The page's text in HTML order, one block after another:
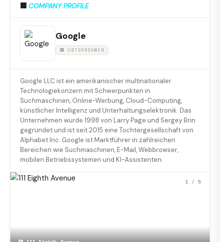
COMPANY PROFILE
Google
🏢 UNTERNEHMEN
Google LLC ist ein amerikanischer multinationaler
Technologiekonzern mit Schwerpunkten in
Suchmaschinen, Online-Werbung, Cloud-Computing,
künstlicher Intelligenz und Unterhaltungselektronik. Das
Unternehmen wurde 1998 von Larry Page und Sergey Brin
gegründet und ist seit 2015 eine Tochtergesellschaft von
Alphabet Inc. Google ist Marktführer in zahlreichen
Bereichen wie Suchmaschinen, E-Mail, Webbrowser,
mobilen Betriebssystemen und KI-Assistenten.
1 / 5